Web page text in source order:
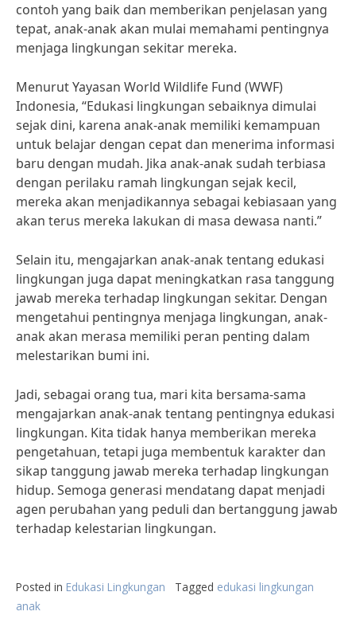
contoh yang baik dan memberikan penjelasan yang
tepat, anak-anak akan mulai memahami pentingnya
menjaga lingkungan sekitar mereka.
Menurut Yayasan World Wildlife Fund (WWF)
Indonesia, “Edukasi lingkungan sebaiknya dimulai
sejak dini, karena anak-anak memiliki kemampuan
untuk belajar dengan cepat dan menerima informasi
baru dengan mudah. Jika anak-anak sudah terbiasa
dengan perilaku ramah lingkungan sejak kecil,
mereka akan menjadikannya sebagai kebiasaan yang
akan terus mereka lakukan di masa dewasa nanti.”
Selain itu, mengajarkan anak-anak tentang edukasi
lingkungan juga dapat meningkatkan rasa tanggung
jawab mereka terhadap lingkungan sekitar. Dengan
mengetahui pentingnya menjaga lingkungan, anak-
anak akan merasa memiliki peran penting dalam
melestarikan bumi ini.
Jadi, sebagai orang tua, mari kita bersama-sama
mengajarkan anak-anak tentang pentingnya edukasi
lingkungan. Kita tidak hanya memberikan mereka
pengetahuan, tetapi juga membentuk karakter dan
sikap tanggung jawab mereka terhadap lingkungan
hidup. Semoga generasi mendatang dapat menjadi
agen perubahan yang peduli dan bertanggung jawab
terhadap kelestarian lingkungan.
Posted in Edukasi Lingkungan Tagged edukasi lingkungan
anak